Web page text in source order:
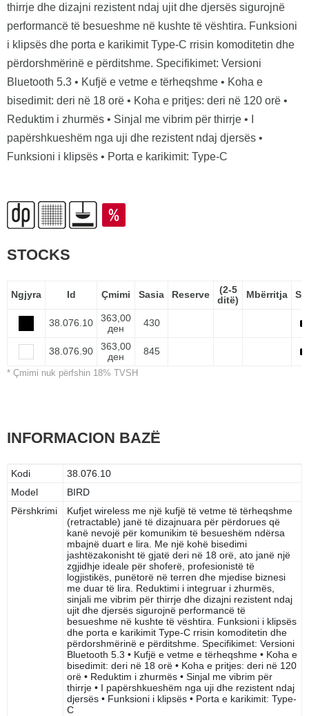
thirrje dhe dizajni rezistent ndaj ujit dhe djersës sigurojnë
performancë të besueshme në kushte të vështira. Funksioni
i klipsës dhe porta e karikimit Type-C rrisin komoditetin dhe
përdorshmërinë e përditshme. Specifikimet: Versioni
Bluetooth 5.3 • Kufjë e vetme e tërheqshme • Koha e
bisedimit: deri në 18 orë • Koha e pritjes: deri në 120 orë •
Reduktim i zhurmës • Sinjal me vibrim për thirrje • I
papërshkueshëm nga uji dhe rezistent ndaj djersës •
Funksioni i klipsës • Porta e karikimit: Type-C
STOCKS
Ngjyra Id Çmimi Sasia Reserve
(2-5
ditë)
Mbërritja
38.076.10
363,00
ден
430
38.076.90
363,00
ден
845
* Çmimi nuk përfshin 18% TVSH
INFORMACION BAZË
Kodi
38.076.10
Model
BIRD
Përshkrimi
Kufjet wireless me një kufjë të vetme të tërheqshme
(retractable) janë të dizajnuara për përdorues që
kanë nevojë për komunikim të besueshëm ndërsa
mbajnë duart e lira. Me një kohë bisedimi
jashtëzakonisht të gjatë deri në 18 orë, ato janë një
zgjidhje ideale për shoferë, profesionistë të
logjistikës, punëtorë në terren dhe mjedise biznesi
me duar të lira. Reduktimi i integruar i zhurmës,
sinjali me vibrim për thirrje dhe dizajni rezistent ndaj
ujit dhe djersës sigurojnë performancë të
besueshme në kushte të vështira. Funksioni i klipsës
dhe porta e karikimit Type-C rrisin komoditetin dhe
përdorshmërinë e përditshme. Specifikimet: Versioni
Bluetooth 5.3 • Kufjë e vetme e tërheqshme • Koha e
bisedimit: deri në 18 orë • Koha e pritjes: deri në 120
orë • Reduktim i zhurmës • Sinjal me vibrim për
thirrje • I papërshkueshëm nga uji dhe rezistent ndaj
djersës • Funksioni i klipsës • Porta e karikimit: Type-
C